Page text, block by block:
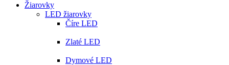
Žiarovky
LED žiarovky
Číre LED
Zlaté LED
Dymové LED